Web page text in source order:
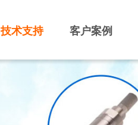
技术支持 客户案例